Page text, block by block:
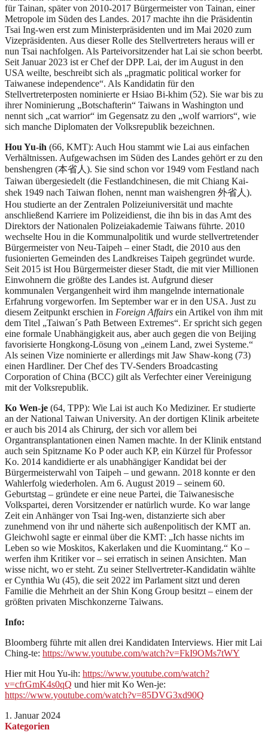
für Tainan, später von 2010-2017 Bürgermeister von Tainan, einer
Metropole im Süden des Landes. 2017 machte ihn die Präsidentin
Tsai Ing-wen erst zum Ministerpräsidenten und im Mai 2020 zum
Vizepräsidenten. Aus dieser Rolle des Stellvertreters heraus will er
nun Tsai nachfolgen. Als Parteivorsitzender hat Lai sie schon beerbt.
Seit Januar 2023 ist er Chef der DPP. Lai, der im August in den
USA weilte, beschreibt sich als „pragmatic political worker for
Taiwanese independence“. Als Kandidatin für den
Stellvertreterposten nominierte er Hsiao Bi-khim (52). Sie war bis zu
ihrer Nominierung „Botschafterin“ Taiwans in Washington und
nennt sich „cat warrior“ im Gegensatz zu den „wolf warriors“, wie
sich manche Diplomaten der Volksrepublik bezeichnen.
Hou Yu-ih (66, KMT): Auch Hou stammt wie Lai aus einfachen
Verhältnissen. Aufgewachsen im Süden des Landes gehört er zu den
benshengren (本省人). Sie sind schon vor 1949 vom Festland nach
Taiwan übergesiedelt (die Festlandchinesen, die mit Chiang Kai-
shek 1949 nach Taiwan flohen, nennt man waishengren 外省人).
Hou studierte an der Zentralen Polizeiuniversität und machte
anschließend Karriere im Polizeidienst, die ihn bis in das Amt des
Direktors der Nationalen Polizeiakademie Taiwans führte. 2010
wechselte Hou in die Kommunalpolitik und wurde stellvertretender
Bürgermeister von Neu-Taipeh – einer Stadt, die 2010 aus den
fusionierten Gemeinden des Landkreises Taipeh gegründet wurde.
Seit 2015 ist Hou Bürgermeister dieser Stadt, die mit vier Millionen
Einwohnern die größte des Landes ist. Aufgrund dieser
kommunalen Vergangenheit wird ihm mangelnde internationale
Erfahrung vorgeworfen. Im September war er in den USA. Just zu
diesem Zeitpunkt erschien in Foreign Affairs ein Artikel von ihm mit
dem Titel „Taiwan´s Path Between Extremes“. Er spricht sich gegen
eine formale Unabhängigkeit aus, aber auch gegen die von Beijing
favorisierte Hongkong-Lösung von „einem Land, zwei Systeme.“
Als seinen Vize nominierte er allerdings mit Jaw Shaw-kong (73)
einen Hardliner. Der Chef des TV-Senders Broadcasting
Corporation of China (BCC) gilt als Verfechter einer Vereinigung
mit der Volksrepublik.
Ko Wen-je (64, TPP): Wie Lai ist auch Ko Mediziner. Er studierte
an der National Taiwan University. An der dortigen Klinik arbeitete
er auch bis 2014 als Chirurg, der sich vor allem bei
Organtransplantationen einen Namen machte. In der Klinik entstand
auch sein Spitzname Ko P oder auch KP, ein Kürzel für Professor
Ko. 2014 kandidierte er als unabhängiger Kandidat bei der
Bürgermeisterwahl von Taipeh – und gewann. 2018 konnte er den
Wahlerfolg wiederholen. Am 6. August 2019 – seinem 60.
Geburtstag – gründete er eine neue Partei, die Taiwanesische
Volkspartei, deren Vorsitzender er natürlich wurde. Ko war lange
Zeit ein Anhänger von Tsai Ing-wen, distanzierte sich aber
zunehmend von ihr und näherte sich außenpolitisch der KMT an.
Gleichwohl sagte er einmal über die KMT: „Ich hasse nichts im
Leben so wie Moskitos, Kakerlaken und die Kuomintang.“ Ko –
werfen ihm Kritiker vor – sei erratisch in seinen Ansichten. Man
wisse nicht, wo er steht. Zu seiner Stellvertreter-Kandidatin wählte
er Cynthia Wu (45), die seit 2022 im Parlament sitzt und deren
Familie die Mehrheit an der Shin Kong Group besitzt – einem der
größten privaten Mischkonzerne Taiwans.
Info:
Bloomberg führte mit allen drei Kandidaten Interviews. Hier mit Lai
Ching-te: https://www.youtube.com/watch?v=FkI9OMs7tWY
Hier mit Hou Yu-ih: https://www.youtube.com/watch?
v=cfrGmK4s0qQ und hier mit Ko Wen-je:
https://www.youtube.com/watch?v=85DVG3xd90Q
1. Januar 2024
Kategorien